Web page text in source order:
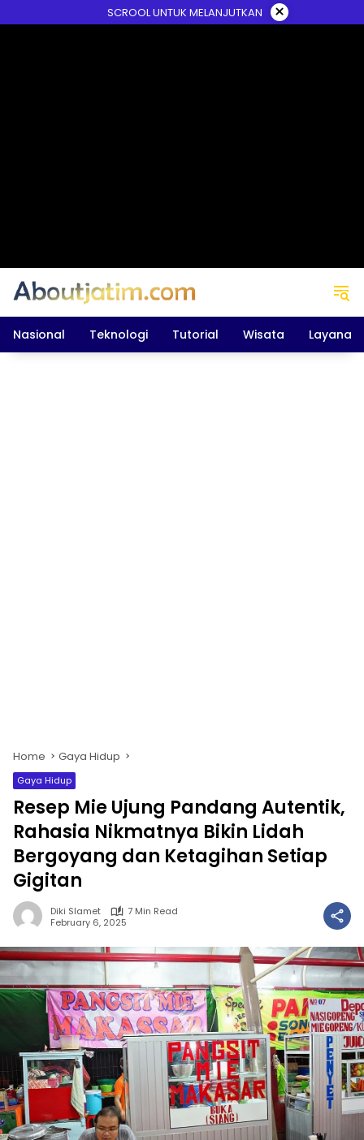
to
SCROOL UNTUK MELANJUTKAN ×
Nasional Teknologi Tutorial Wisata Layanan
Home Gaya Hidup
Gaya Hidup
Resep Mie Ujung Pandang Autentik,
Rahasia Nikmatnya Bikin Lidah
Bergoyang dan Ketagihan Setiap
Gigitan
Diki Slamet
7 Min Read
February 6, 2025